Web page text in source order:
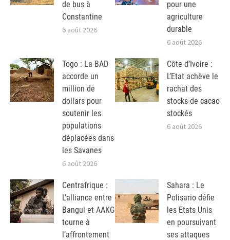
de bus à
Constantine
6 août 2026
pour une
agriculture
durable
6 août 2026
Togo : La BAD
accorde un
million de
dollars pour
soutenir les
populations
déplacées dans
les Savanes
6 août 2026
Côte d’Ivoire :
L’Etat achève le
rachat des
stocks de cacao
stockés
6 août 2026
Centrafrique :
L’alliance entre
Bangui et AAKG
tourne à
l’affrontement
Sahara : Le
Polisario défie
les Etats Unis
en poursuivant
ses attaques